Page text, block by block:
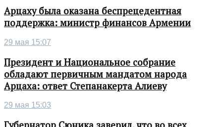
Арцаху была оказана беспрецедентная
поддержка: министр финансов Армении
29 мая 15:07
Президент и Национальное собрание
обладают первичным мандатом народа
Арцаха: ответ Степанакерта Алиеву
29 мая 15:03